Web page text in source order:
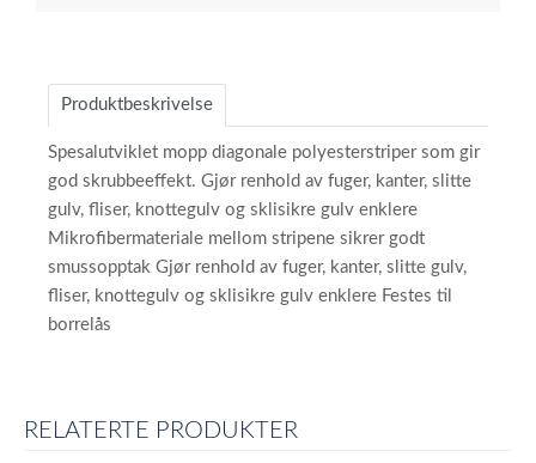
Produktbeskrivelse
Spesalutviklet mopp diagonale polyesterstriper som gir
god skrubbeeffekt. Gjør renhold av fuger, kanter, slitte
gulv, fliser, knottegulv og sklisikre gulv enklere
Mikrofibermateriale mellom stripene sikrer godt
smussopptak Gjør renhold av fuger, kanter, slitte gulv,
fliser, knottegulv og sklisikre gulv enklere Festes til
borrelås
RELATERTE PRODUKTER